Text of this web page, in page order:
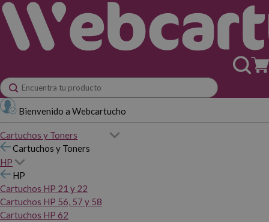
Bienvenido a Webcartucho
Cartuchos y Toners
Cartuchos y Toners
HP
HP
Cartuchos HP 21 y 22
Cartuchos HP 56, 57 y 58
Cartuchos HP 62